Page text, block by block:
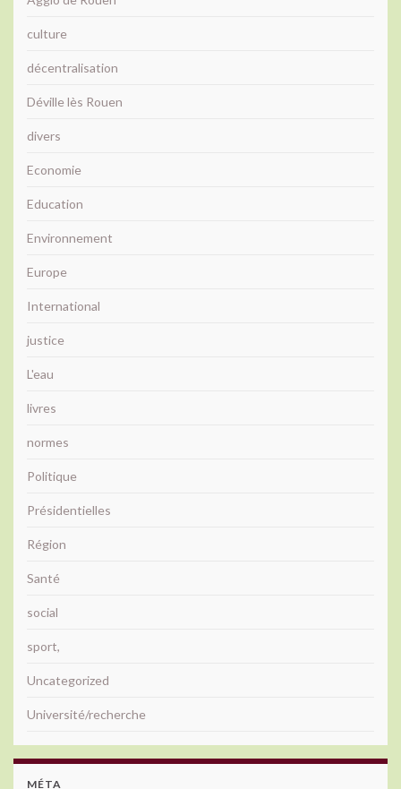
culture
décentralisation
Déville lès Rouen
divers
Economie
Education
Environnement
Europe
International
justice
L'eau
livres
normes
Politique
Présidentielles
Région
Santé
social
sport,
Uncategorized
Université/recherche
MÉTA